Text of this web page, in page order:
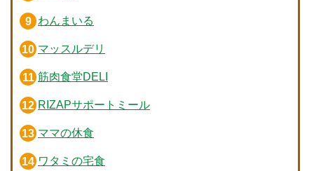
わんまいる
マッスルデリ
筋肉食堂DELI
RIZAPサポートミール
ママの休食
ワタミの宅食